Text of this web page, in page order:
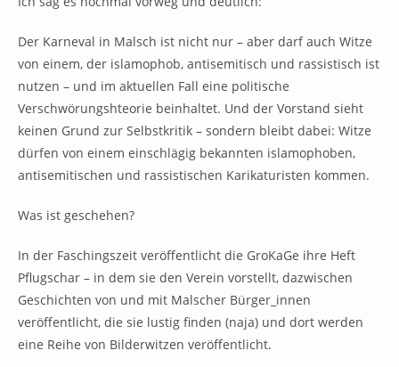
Der Karneval in Malsch ist nicht nur – aber darf auch Witze
von einem, der islamophob, antisemitisch und rassistisch ist
nutzen – und im aktuellen Fall eine politische
Verschwörungshteorie beinhaltet. Und der Vorstand sieht
keinen Grund zur Selbstkritik – sondern bleibt dabei: Witze
dürfen von einem einschlägig bekannten islamophoben,
antisemitischen und rassistischen Karikaturisten kommen.
Was ist geschehen?
In der Faschingszeit veröffentlicht die GroKaGe ihre Heft
Pflugschar – in dem sie den Verein vorstellt, dazwischen
Geschichten von und mit Malscher Bürger_innen
veröffentlicht, die sie lustig finden (naja) und dort werden
eine Reihe von Bilderwitzen veröffentlicht.